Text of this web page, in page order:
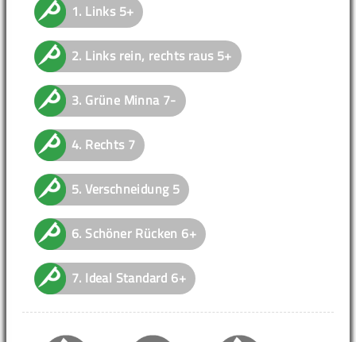
1. Links5+
2. Links rein, rechts raus5+
3. Grüne Minna7-
4. Rechts7
5.Verschneidung5
6. Schöner Rücken 6+
7. Ideal Standard 6+